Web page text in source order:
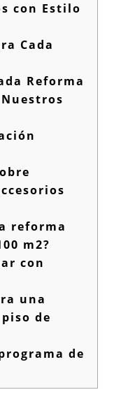
con Estilo
Cada
Reforma
reforma
m2?
con
una
de
de